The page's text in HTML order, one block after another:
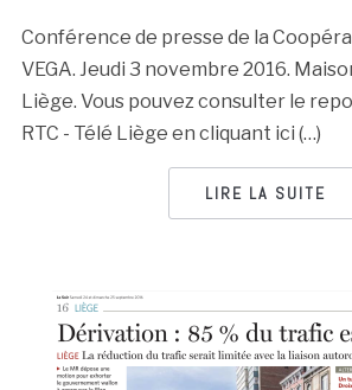
Conférence de presse de la
VEGA. Jeudi 3 novembre 2016.
Liège. Vous pouvez consulter le
RTC - Télé Liège en cliquant ici (…)
LIRE LA SUITE